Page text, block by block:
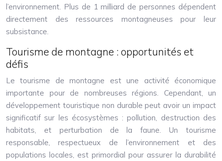
l’environnement. Plus de 1 milliard de personnes dépendent
directement des ressources montagneuses pour leur
subsistance.
Tourisme de montagne : opportunités et
défis
Le tourisme de montagne est une activité économique
importante pour de nombreuses régions. Cependant, un
développement touristique non durable peut avoir un impact
significatif sur les écosystèmes : pollution, destruction des
habitats, et perturbation de la faune. Un tourisme
responsable, respectueux de l’environnement et des
populations locales, est primordial pour assurer la durabilité